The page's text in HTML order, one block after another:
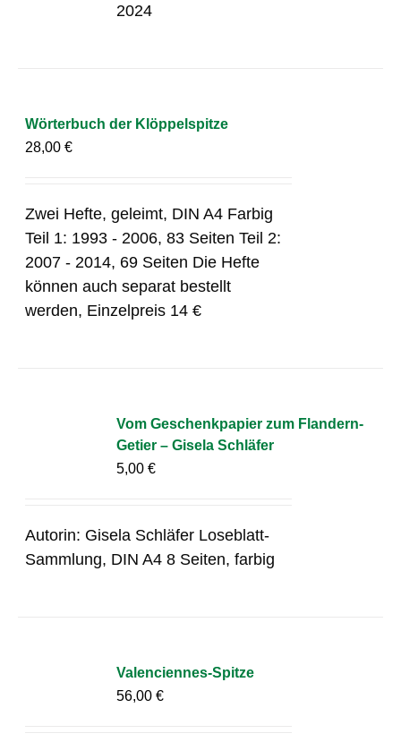
2024
Wörterbuch der Klöppelspitze
28,00€
Zwei Hefte, geleimt, DIN A4 Farbig
Teil 1: 1993 - 2006, 83 Seiten Teil 2:
2007 - 2014, 69 Seiten Die Hefte
können auch separat bestellt
werden, Einzelpreis 14 €
Vom Geschenkpapier zum Flandern-
Getier – Gisela Schläfer
5,00€
Autorin: Gisela Schläfer Loseblatt-
Sammlung, DIN A4 8 Seiten, farbig
Valenciennes-Spitze
56,00€